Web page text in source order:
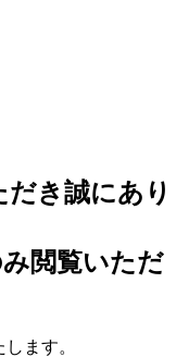
き誠にあり
閲覧いただ
ます。